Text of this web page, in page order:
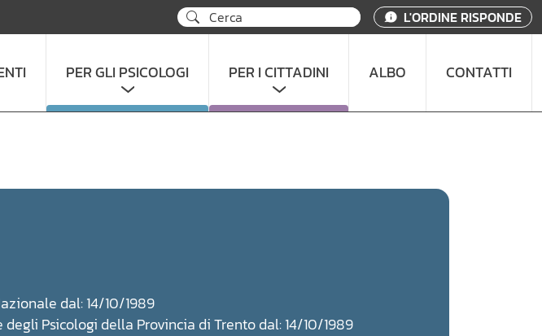
L'ORDINE RISPONDE
PER GLI PSICOLOGI PER I CITTADINI ALBO CONTATTI
dal: 14/10/1989
Psicologi della Provincia di Trento dal: 14/10/1989